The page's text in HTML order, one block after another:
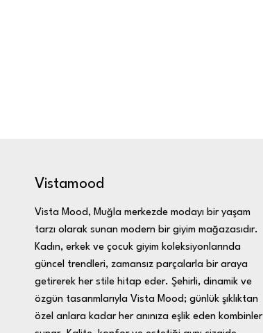
Vistamood
Vista Mood, Muğla merkezde modayı bir yaşam
tarzı olarak sunan modern bir giyim mağazasıdır.
Kadın, erkek ve çocuk giyim koleksiyonlarında
güncel trendleri, zamansız parçalarla bir araya
getirerek her stile hitap eder. Şehirli, dinamik ve
özgün tasarımlarıyla Vista Mood; günlük şıklıktan
özel anlara kadar her anınıza eşlik eden kombinler